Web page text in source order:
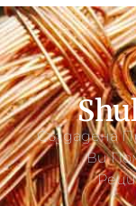
Създадена
Ви